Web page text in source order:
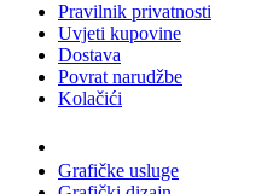
Pravilnik privatnosti
Uvjeti kupovine
Dostava
Povrat narudžbe
Kolačići
Grafičke usluge